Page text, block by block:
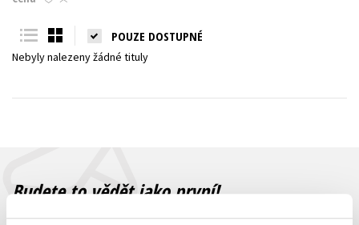
Young adult (SK)
Všechny tituly
POUZE DOSTUPNÉ
Nebyly nalezeny žádné tituly
Budete to vědět jako první!
Zajímá Vás, jaký knižní hit právě vychází, na jaké zboží je výhodná